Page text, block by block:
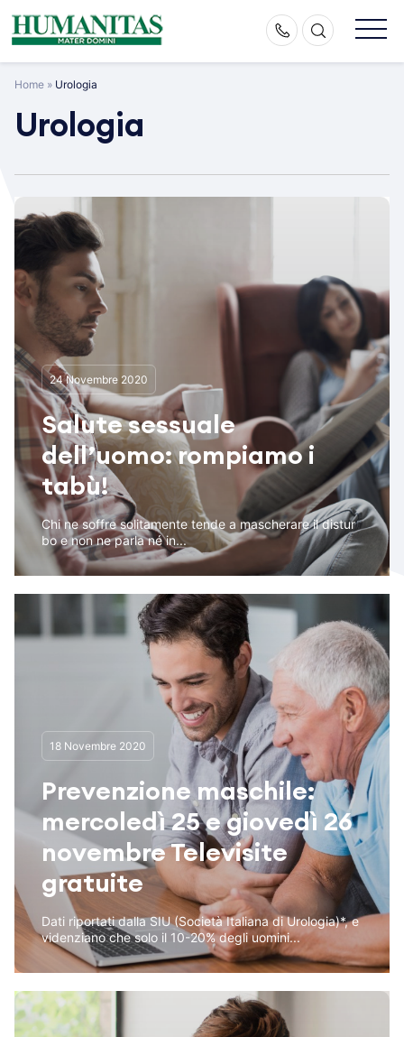
Skip
to
Home » Urologia
Urologia
24 Novembre 2020
Salute sessuale
dell’uomo: rompiamo i
tabù!
Chi ne soffre solitamente tende a mascherare il distur
bo e non ne parla né in...
18 Novembre 2020
Prevenzione maschile:
mercoledì 25 e giovedì 26
novembre Televisite
gratuite
Dati riportati dalla SIU (Società Italiana di Urologia)*, e
videnziano che solo il 10-20% degli uomini...